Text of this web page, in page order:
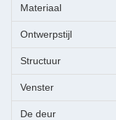
Materiaal
Ontwerpstijl
Structuur
Venster
De deur